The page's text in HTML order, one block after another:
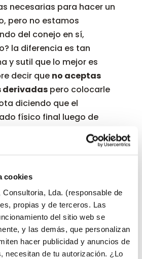
cookies
Lda. (responsable de
propias y de terceros. Las
del sitio web se
y las demás, que personalizan
hacer publicidad y anuncios de
necesitan de tu autorización. ¿Lo
necesarias para hacer un
pero no estamos
del conejo en sí,
la diferencia es tan
y sutil que lo mejor es
decir que no aceptas
derivadaspero colocarle
diciendo que el
físico final luego de
realizado el conejo según
del patrón, si pueden
mi mamá me decía: no
que
sea para estudiar, ese
que, es el que tú debes
en tus patrones, con una
que diga está registrado
todo, número de registro